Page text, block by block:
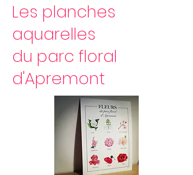
Les planches
aquarelles
du parc floral
d'Apremont